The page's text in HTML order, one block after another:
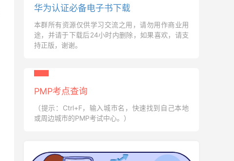
华为认证必备电子书下载
本群所有资源仅供学习交流之用，请勿用作商业用
途，并请于下载后24小时内删除，如果喜欢，请支
持正版，谢谢。
PMP考点查询
（提示：Ctrl+F，输入城市名，快速找到自己本地
或周边城市的PMP考试中心。）